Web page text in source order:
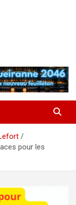
pour les